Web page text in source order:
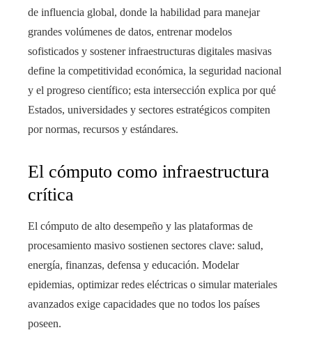
de influencia global, donde la habilidad para manejar
grandes volúmenes de datos, entrenar modelos
sofisticados y sostener infraestructuras digitales masivas
define la competitividad económica, la seguridad nacional
y el progreso científico; esta intersección explica por qué
Estados, universidades y sectores estratégicos compiten
por normas, recursos y estándares.
El cómputo como infraestructura
crítica
El cómputo de alto desempeño y las plataformas de
procesamiento masivo sostienen sectores clave: salud,
energía, finanzas, defensa y educación. Modelar
epidemias, optimizar redes eléctricas o simular materiales
avanzados exige capacidades que no todos los países
poseen.